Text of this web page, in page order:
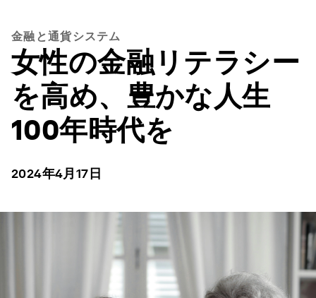
金融と通貨システム
女性の金融リテラシー
を高め、豊かな人生
100年時代を
2024年4月17日